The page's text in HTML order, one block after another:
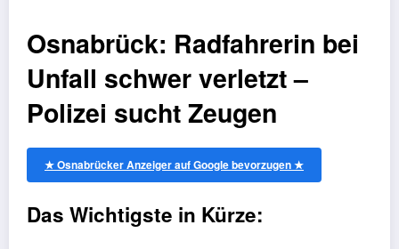
Osnabrück: Radfahrerin bei
Unfall schwer verletzt –
Polizei sucht Zeugen
★ Osnabrücker Anzeiger auf Google bevorzugen ★
Das Wichtigste in Kürze: